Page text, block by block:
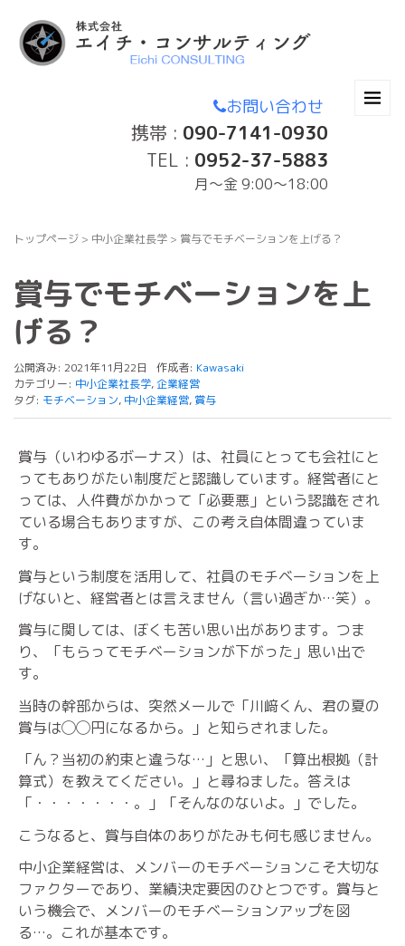
お問い合わせ
携帯 : 090-7141-0930
TEL : 0952-37-5883
月〜金 9:00～18:00
トップページ > 中小企業社長学 > 賞与でモチベーションを上げる？
賞与でモチベーションを上
げる？
公開済み: 2021年11月22日 作成者: Kawasaki
カテゴリー: 中小企業社長学,企業経営
タグ: モチベーション, 中小企業経営, 賞与
賞与（いわゆるボーナス）は、社員にとっても会社にと
ってもありがたい制度だと認識しています。経営者にと
っては、人件費がかかって「必要悪」という認識をされ
ている場合もありますが、この考え自体間違っていま
す。
賞与という制度を活用して、社員のモチベーションを上
げないと、経営者とは言えません（言い過ぎか…笑）。
賞与に関しては、ぼくも苦い思い出があります。つま
り、「もらってモチベーションが下がった」思い出で
す。
当時の幹部からは、突然メールで「川﨑くん、君の夏の
賞与は◯◯円になるから。」と知らされました。
「ん？当初の約束と違うな…」と思い、「算出根拠（計
算式）を教えてください。」と尋ねました。答えは
「・・・・・・・。」「そんなのないよ。」でした。
こうなると、賞与自体のありがたみも何も感じません。
中小企業経営は、メンバーのモチベーションこそ大切な
ファクターであり、業績決定要因のひとつです。賞与と
いう機会で、メンバーのモチベーションアップを図
る…。これが基本です。